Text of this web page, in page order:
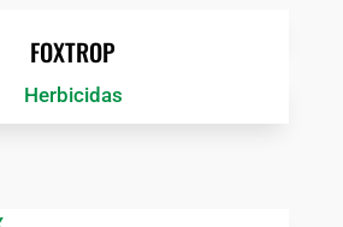
FOXTROP
Herbicidas